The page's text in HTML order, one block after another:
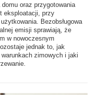
oraz przygotowania
eksploatacji, przy
Bezobsługowa
emisji sprawiają, że
w nowoczesnym
jednak to, jak
warunkach zimowych i jaki